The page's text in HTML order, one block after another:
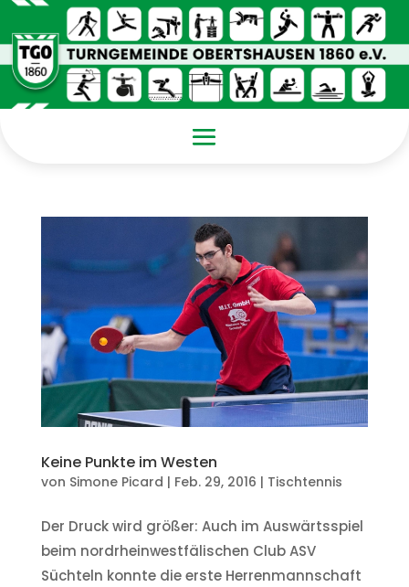
Keine Punkte im Westen
von Simone Picard | Feb. 29, 2016 | Tischtennis
Der Druck wird größer: Auch im Auswärtsspiel
beim nordrheinwestfälischen Club ASV
Süchteln konnte die erste Herrenmannschaft